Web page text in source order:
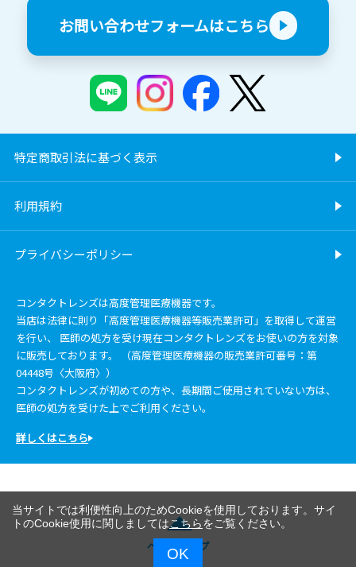
お問い合わせフォームはこちら
特定商取引法に基づく表示
利用規約
プライバシーポリシー
コンタクトレンズは高度管理医療機器です。
当店は法律に則り「高度管理医療機器等販売業許可」を取得して運営
を行い、 医師の処方を受け現在コンタクトレンズをお使いの方を対象
に販売しております。 （高度管理医療機器の販売業許可番号：第
04448号〈大阪府〉）
コンタクトレンズが初めての方や、長期間ご使用されていない方は、
医師の処方を受けた上でご利用ください。
詳しくはこちら
ページトップ
当サイトでは利便性向上のためCookieを使用しております。サイ
トのCookie使用に関しましてはこちらをご覧ください。
OK